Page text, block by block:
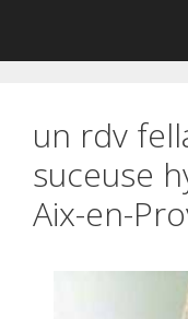
un rdv
suceuse
Aix-en-